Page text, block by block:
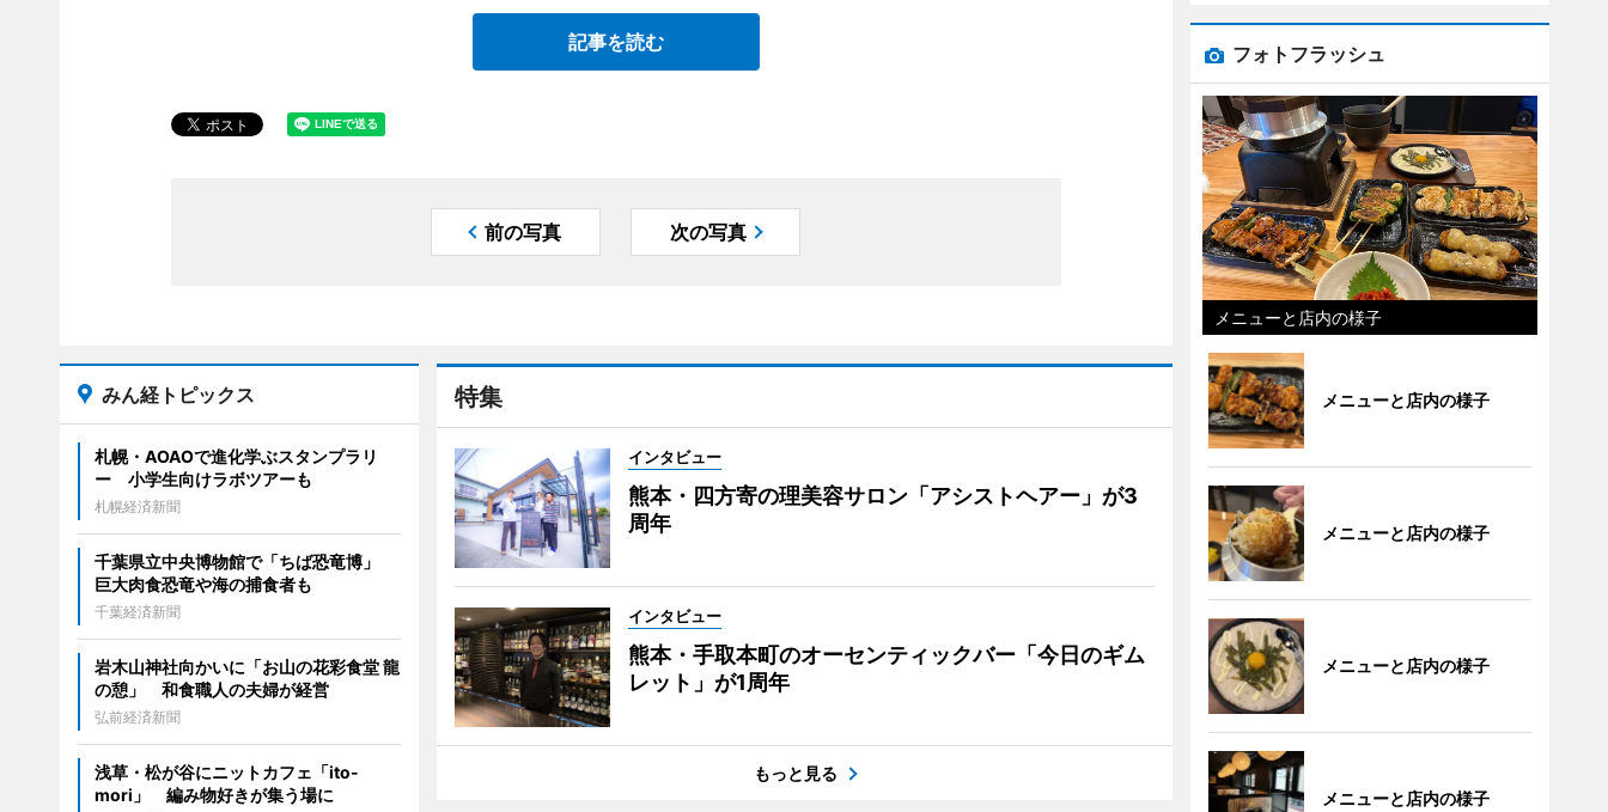
記事を読む
前の写真 次の写真
特集
インタビュー
熊本・四方寄の理美容サロン「アシストヘアー」が3
周年
インタビュー
熊本・手取本町のオーセンティックバー「今日のギム
レット」が1周年
もっと見る
みん経トピックス
札幌・AOAOで進化学ぶスタンプラリ
ー 小学生向けラボツアーも
札幌経済新聞
千葉県立中央博物館で「ちば恐竜博」
巨大肉食恐竜や海の捕食者も
千葉経済新聞
岩木山神社向かいに「お山の花彩食堂 龍
の憩」 和食職人の夫婦が経営
弘前経済新聞
浅草・松が谷にニットカフェ「ito-
mori」 編み物好きが集う場に
フォトフラッシュ
メニューと店内の様子
メニューと店内の様子
メニューと店内の様子
メニューと店内の様子
メニューと店内の様子